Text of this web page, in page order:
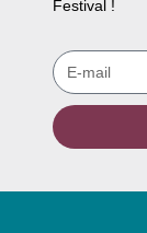
Festival !